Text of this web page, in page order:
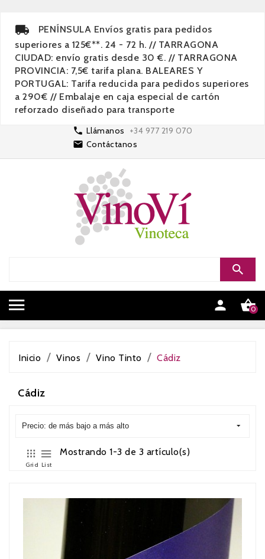
PENÍNSULA Envíos gratis para pedidos
superiores a 125€**. 24 - 72 h. // TARRAGONA
CIUDAD: envío gratis desde 30 €. // TARRAGONA
PROVINCIA: 7,5€ tarifa plana. BALEARES Y
PORTUGAL: Tarifa reducida para pedidos superiores
a 290€ // Embalaje en caja especial de cartón
reforzado diseñado para transporte
 Llámanos
+34 977 219 070
 Contáctanos
 
0
Inicio Vinos Vino Tinto Cádiz
Cádiz
Precio: de más bajo a más alto
Grid List
Mostrando 1-3 de 3 artículo(s)